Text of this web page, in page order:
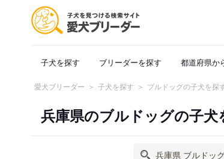
子犬を探す ブリーダーを探す 都道府県か
愛犬ブリーダー 子犬を探す ブルドッグの子犬を探
兵庫県のブルドッグの子犬